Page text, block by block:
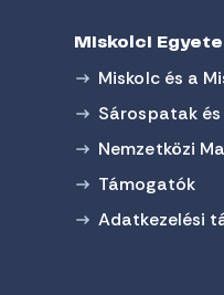
Miskolci
Miskolc és a
Sárospatak
Nemzetközi
Támogatók
Adatkezelési